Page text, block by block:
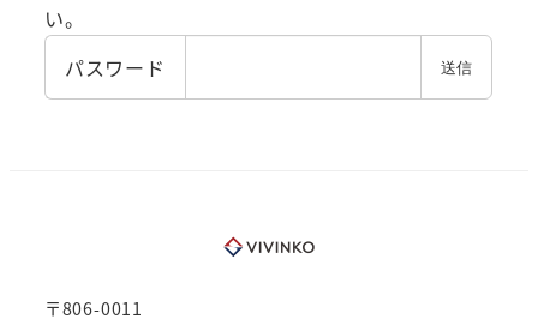
い。
パスワード
〒806-0011